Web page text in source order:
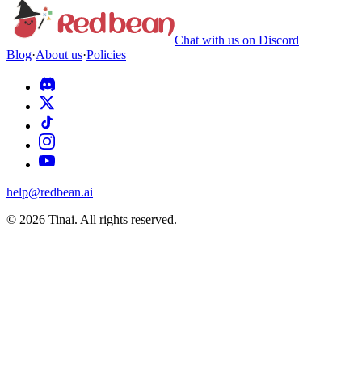
Chat with us on Discord
Blog·About us·Policies
help@redbean.ai
© 2026 Tinai. All rights reserved.